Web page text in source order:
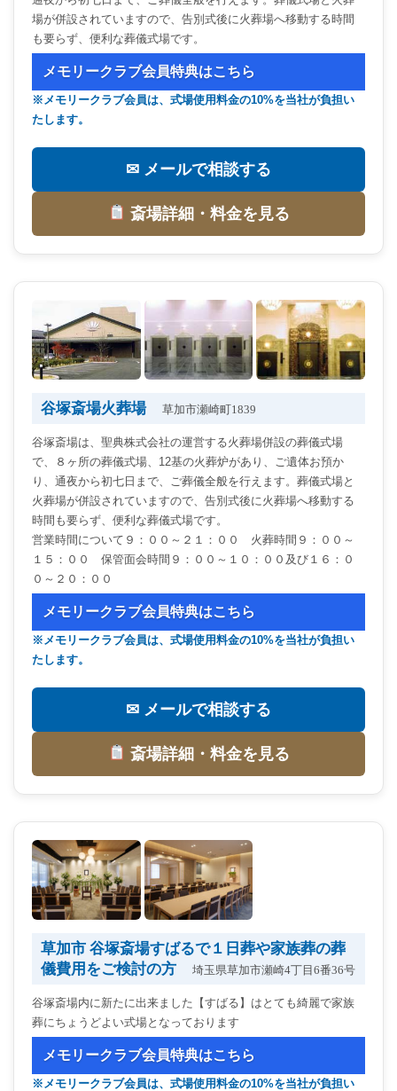
場が併設されていますので、告別式後に火葬場へ移動する時間
も要らず、便利な葬儀式場です。
メモリークラブ会員特典はこちら
※メモリークラブ会員は、式場使用料金の10%を当社が負担い
たします。
✉ メールで相談する
斎場詳細・料金を見る
谷塚斎場火葬場 草加市瀬崎町1839
谷塚斎場は、聖典株式会社の運営する火葬場併設の葬儀式場
で、８ヶ所の葬儀式場、12基の火葬炉があり、ご遺体お預か
り、通夜から初七日まで、ご葬儀全般を行えます。葬儀式場と
火葬場が併設されていますので、告別式後に火葬場へ移動する
時間も要らず、便利な葬儀式場です。
営業時間について９：００～２１：００ 火葬時間９：００～
１５：００ 保管面会時間９：００～１０：００及び１６：０
０～２０：００
メモリークラブ会員特典はこちら
※メモリークラブ会員は、式場使用料金の10%を当社が負担い
たします。
✉ メールで相談する
斎場詳細・料金を見る
草加市 谷塚斎場すばるで１日葬や家族葬の葬
儀費用をご検討の方
埼⽟県草加市瀬崎4丁⽬6番36号
谷塚斎場内に新たに出来ました【すばる】はとても綺麗で家族
葬にちょうどよい式場となっております
メモリークラブ会員特典はこちら
※メモリークラブ会員は、式場使用料金の10%を当社が負担い